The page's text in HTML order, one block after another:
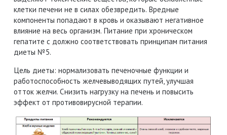
клетки печени не в силах обезвредить. Вредные
компоненты попадают в кровь и оказывают негативное
влияние на весь организм. Питание при хроническом
гепатите с должно соответствовать принципам питания
диеты №5.
Цель диеты: нормализовать печеночные функции и
работоспособность желчевыводящих путей, улучшая
отток желчи. Снизить нагрузку на печень и повысить
эффект от противовирусной терапии.